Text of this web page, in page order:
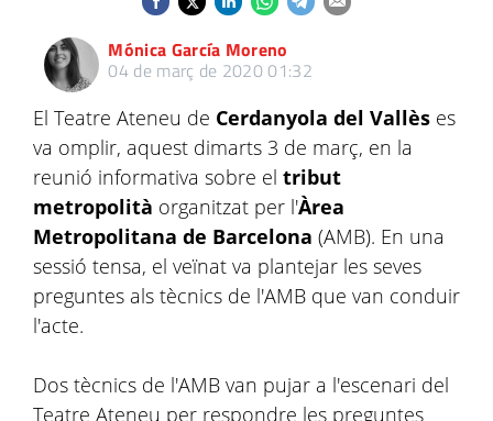
Mónica García Moreno
04 de març de 2020 01:32
El Teatre Ateneu de Cerdanyola del Vallès es
va omplir, aquest dimarts 3 de març, en la
reunió informativa sobre el tribut
metropolità organitzat per l'Àrea
Metropolitana de Barcelona (AMB). En una
sessió tensa, el veïnat va plantejar les seves
preguntes als tècnics de l'AMB que van conduir
l'acte.
Dos tècnics de l'AMB van pujar a l'escenari del
Teatre Ateneu per respondre les preguntes